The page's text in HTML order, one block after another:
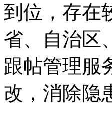
到位，存在
省、自治区
跟帖管理服
改，消除隐